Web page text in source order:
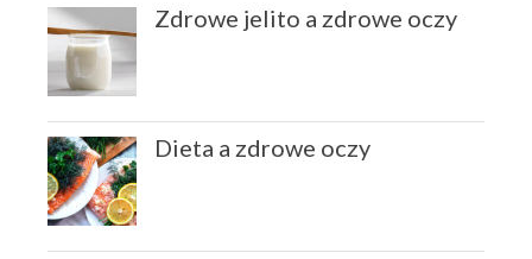
Zdrowe jelito a zdrowe oczy
Dieta a zdrowe oczy